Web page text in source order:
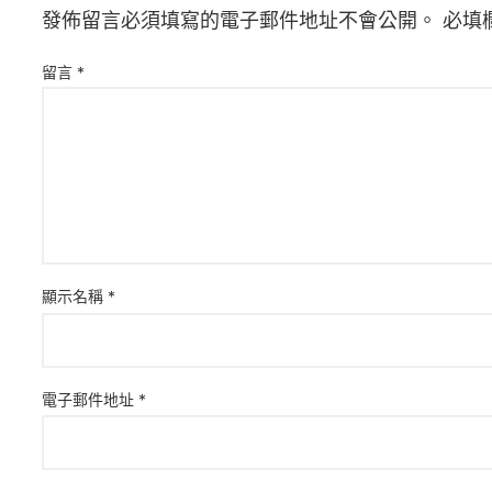
發佈留言必須填寫的電子郵件地址不會公開。 必填
留言 *
顯示名稱 *
電子郵件地址 *